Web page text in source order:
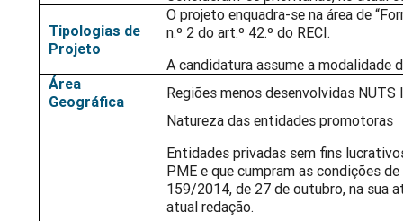
Tipologias de
Projeto
O projeto enquadra-se na área de
n.º 2 do art.º 42.º do RECI.
A candidatura assume a modalidade
Área
Geográfica
Regiões menos desenvolvidas NUTS
Natureza das entidades promotoras
Entidades privadas sem fins
PME e que cumpram as condições
159/2014, de 27 de outubro, na sua
atual redação.